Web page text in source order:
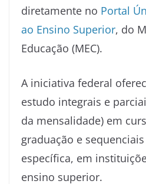
diretamente no Portal
ao Ensino Superior, do
Educação (MEC).
A iniciativa federal
estudo integrais e
da mensalidade) em
graduação e
específica, em
ensino superior.